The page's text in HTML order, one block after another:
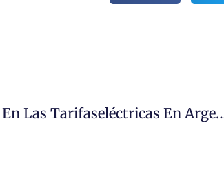
Informe Sobre La Brecha En Las